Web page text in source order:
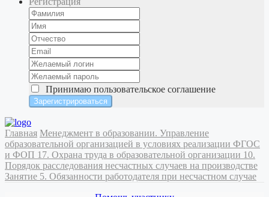
Принимаю пользовательское соглашение
Главная Менеджмент в образовании. Управление
образовательной организацией в условиях реализации ФГОС
и ФОП 17. Охрана труда в образовательной организации 10.
Порядок расследования несчастных случаев на производстве
Занятие 5. Обязанности работодателя при несчастном случае